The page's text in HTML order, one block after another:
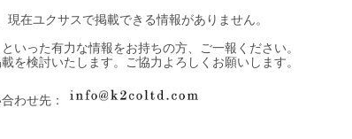
現在ユクサスで掲載できる情報がありません。
いった有力な情報をお持ちの方、ご一報ください。
を検討いたします。ご協力よろしくお願いします。
わせ先：